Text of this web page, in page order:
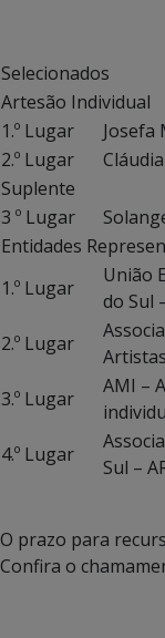
Selecionados
Artesão Individual
1.º Lugar
Josefa
2.º Lugar
Suplente
3 º Lugar
Entidades
1.º Lugar
União
do Sul
2.º Lugar
3.º Lugar
AMI –
4.º Lugar
Sul –
O prazo para
Confira o